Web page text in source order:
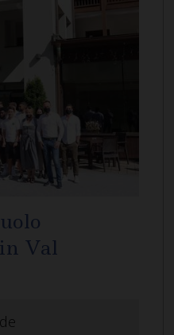
Val